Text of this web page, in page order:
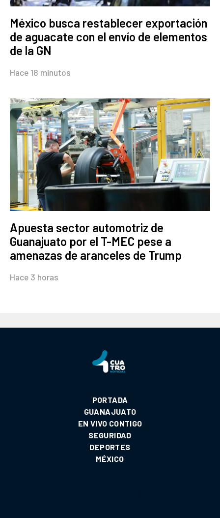
México busca restablecer exportación
de aguacate con el envío de elementos
de la GN
Hace 18 minutos
Apuesta sector automotriz de
Guanajuato por el T-MEC pese a
amenazas de aranceles de Trump
Hace 3 horas
PORTADA
GUANAJUATO
EN VIVO CONTIGO
SEGURIDAD
DEPORTES
MÉXICO